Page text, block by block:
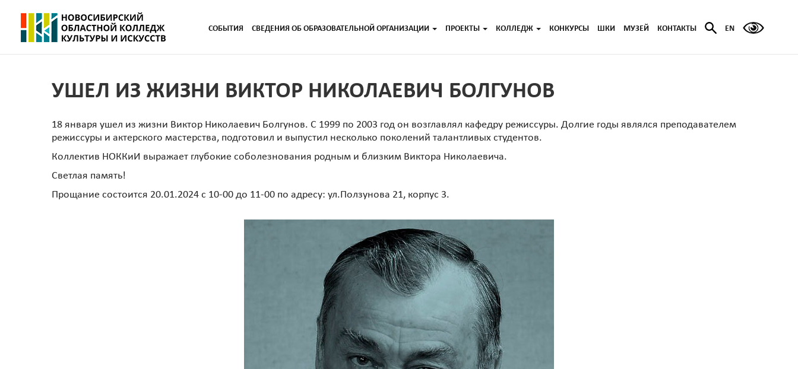
СОБЫТИЯ СВЕДЕНИЯ ОБ ОБРАЗОВАТЕЛЬНОЙ ОРГАНИЗАЦИИ ПРОЕКТЫ КОЛЛЕДЖ КОНКУРСЫ ШКИ МУЗЕЙ КОНТАКТЫ EN
УШЕЛ ИЗ ЖИЗНИ ВИКТОР НИКОЛАЕВИЧ БОЛГУНОВ
18 января ушел из жизни Виктор Николаевич Болгунов. С 1999 по 2003 год он возглавлял кафедру режиссуры. Долгие годы являлся преподавателем
режиссуры и актерского мастерства, подготовил и выпустил несколько поколений талантливых студентов.
Коллектив НОККиИ выражает глубокие соболезнования родным и близким Виктора Николаевича.
Светлая память!
Прощание состоится 20.01.2024 с 10-00 до 11-00 по адресу: ул.Ползунова 21, корпус 3.